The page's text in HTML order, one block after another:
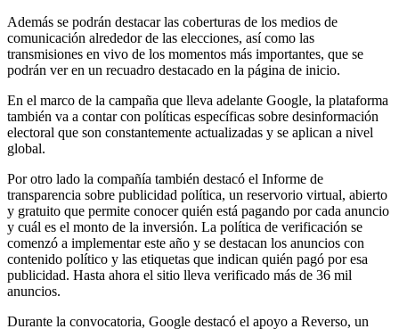
Además se podrán destacar las coberturas de los medios de
comunicación alrededor de las elecciones, así como las
transmisiones en vivo de los momentos más importantes, que se
podrán ver en un recuadro destacado en la página de inicio.
En el marco de la campaña que lleva adelante Google, la plataforma
también va a contar con políticas específicas sobre desinformación
electoral que son constantemente actualizadas y se aplican a nivel
global.
Por otro lado la compañía también destacó el Informe de
transparencia sobre publicidad política, un reservorio virtual, abierto
y gratuito que permite conocer quién está pagando por cada anuncio
y cuál es el monto de la inversión. La política de verificación se
comenzó a implementar este año y se destacan los anuncios con
contenido político y las etiquetas que indican quién pagó por esa
publicidad. Hasta ahora el sitio lleva verificado más de 36 mil
anuncios.
Durante la convocatoria, Google destacó el apoyo a Reverso, un